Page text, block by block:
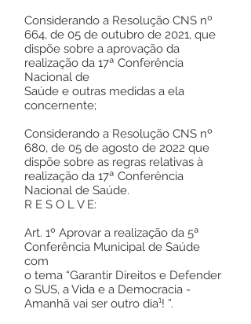
Considerando a Resolução CNS nº
664, de 05 de outubro de 2021, que
dispõe sobre a aprovação da
realização da 17ª Conferência
Nacional de
Saúde e outras medidas a ela
concernente;
Considerando a Resolução CNS nº
680, de 05 de agosto de 2022 que
dispõe sobre as regras relativas à
realização da 17ª Conferência
Nacional de Saúde.
R E S O L V E:
Art. 1º Aprovar a realização da 5ª
Conferência Municipal de Saúde
com
o tema “Garantir Direitos e Defender
o SUS, a Vida e a Democracia -
Amanhã vai ser outro dia¹! ”.